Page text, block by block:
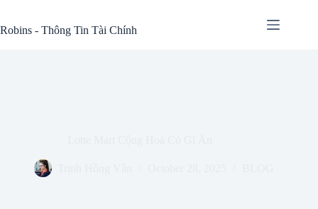
content
Robins - Thông Tin Tài Chính